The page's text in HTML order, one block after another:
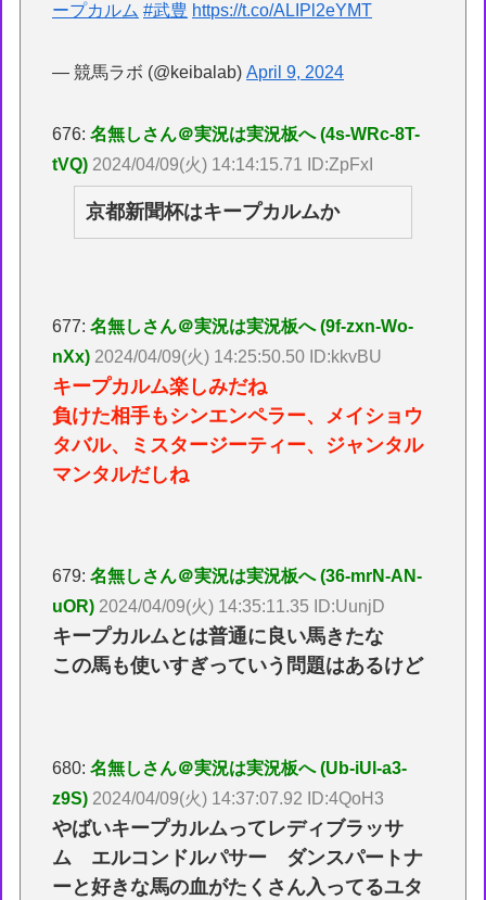
ープカルム #武豊 https://t.co/ALIPl2eYMT
— 競馬ラボ (@keibalab)April 9, 2024
676:名無しさん＠実況は実況板へ (4s-WRc-8T-
tVQ) 2024/04/09(火) 14:14:15.71 ID:ZpFxI
京都新聞杯はキープカルムか
677:名無しさん＠実況は実況板へ (9f-zxn-Wo-
nXx) 2024/04/09(火) 14:25:50.50 ID:kkvBU
キープカルム楽しみだね
負けた相手もシンエンペラー、メイショウ
タバル、ミスタージーティー、ジャンタル
マンタルだしね
679:名無しさん＠実況は実況板へ (36-mrN-AN-
uOR) 2024/04/09(火) 14:35:11.35 ID:UunjD
キープカルムとは普通に良い馬きたな
この馬も使いすぎっていう問題はあるけど
680:名無しさん＠実況は実況板へ (Ub-iUl-a3-
z9S) 2024/04/09(火) 14:37:07.92 ID:4QoH3
やばいキープカルムってレディブラッサ
ム エルコンドルパサー ダンスパートナ
ーと好きな馬の血がたくさん入ってるユタ